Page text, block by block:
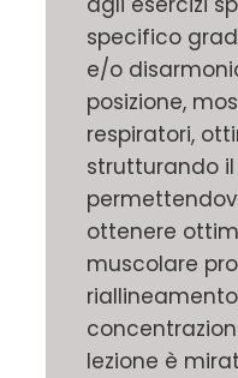
specifico
e/o
posizione,
respiratori,
strutturando
ottenere
muscolare
lezione è